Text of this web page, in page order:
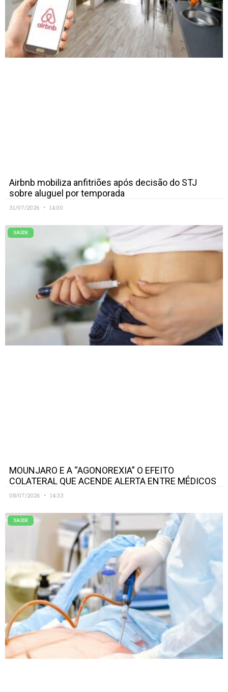
Airbnb mobiliza anfitriões após decisão do STJ
sobre aluguel por temporada
31/07/2026 14:00
SAÚDE
MOUNJARO E A “AGONOREXIA” O EFEITO
COLATERAL QUE ACENDE ALERTA ENTRE MÉDICOS
08/07/2026 14:33
SAÚDE